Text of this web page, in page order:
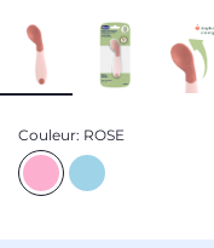
Couleur: ROSE